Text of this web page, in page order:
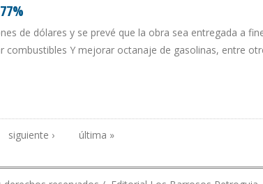
de dólares y se prevé que la obra sea entregada a
combustibles Y mejorar octanaje de gasolinas, entre
siguiente › última »